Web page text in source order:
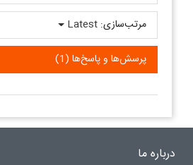
پرسش‌ها و پاسخ‌ها (1)
مرتب‌سازی: Latest
درباره ما